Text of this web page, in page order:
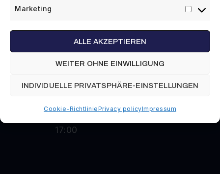
Marketing
ALLE AKZEPTIEREN
WEITER OHNE EINWILLIGUNG
INDIVIDUELLE PRIVATSPHÄRE-EINSTELLUNGEN
Cookie-RichtliniePrivacy policyImpressum
SCHICKEN
17:00